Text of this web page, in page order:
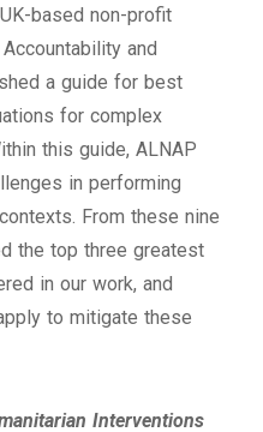
based non-profit
and
a guide for best
for complex
this guide, ALNAP
in performing
From these nine
the top three greatest
in our work, and
to mitigate these
Interventions